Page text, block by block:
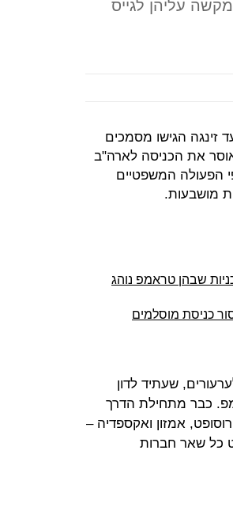
עליהן לגייס
97 חברות מאפל ועד זינגה הגישו מסמכים
את הכניסה לארה"ב
הפעולה המשפטיים
מושבעות.
שבהן טראמפ נוהג
כניסת מוסלמים
שעתיד לדון
כבר מתחילת הדרך
אמזון ואקספדיה –
כל שאר חברות